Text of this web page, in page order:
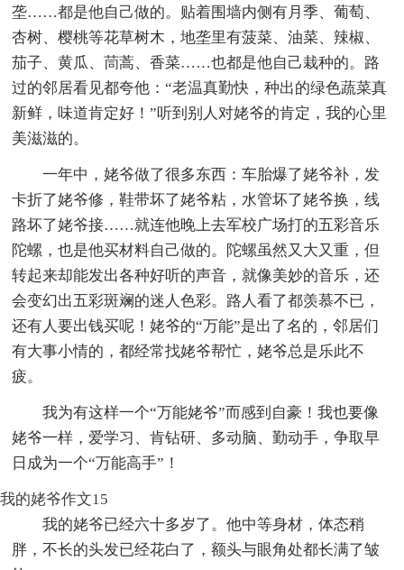
垄……都是他自己做的。贴着围墙内侧有月季、葡萄、
杏树、樱桃等花草树木，地垄里有菠菜、油菜、辣椒、
茄子、黄瓜、茼蒿、香菜……也都是他自己栽种的。路
过的邻居看见都夸他：“老温真勤快，种出的绿色蔬菜真
新鲜，味道肯定好！”听到别人对姥爷的肯定，我的心里
美滋滋的。
一年中，姥爷做了很多东西：车胎爆了姥爷补，发
卡折了姥爷修，鞋带坏了姥爷粘，水管坏了姥爷换，线
路坏了姥爷接……就连他晚上去军校广场打的五彩音乐
陀螺，也是他买材料自己做的。陀螺虽然又大又重，但
转起来却能发出各种好听的声音，就像美妙的音乐，还
会变幻出五彩斑斓的迷人色彩。路人看了都羡慕不已，
还有人要出钱买呢！姥爷的“万能”是出了名的，邻居们
有大事小情的，都经常找姥爷帮忙，姥爷总是乐此不
疲。
我为有这样一个“万能姥爷”而感到自豪！我也要像
姥爷一样，爱学习、肯钻研、多动脑、勤动手，争取早
日成为一个“万能高手”！
我的姥爷作文15
我的姥爷已经六十多岁了。他中等身材，体态稍
胖，不长的头发已经花白了，额头与眼角处都长满了皱